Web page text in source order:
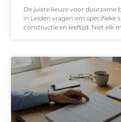
De juiste keuze voor duurzame
in Leiden vragen om specifieke
constructie en leeftijd. Niet elk